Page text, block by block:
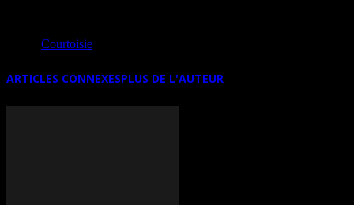
Courtoisie
ARTICLES CONNEXESPLUS DE L'AUTEUR